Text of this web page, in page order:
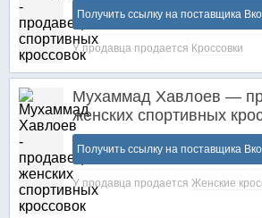
Получить ссылку на поставщика
У продавца продается Кроссовки
Мухаммад Хавлоев —
женских спортивных
Получить ссылку на поставщика
У продавца продается Женские